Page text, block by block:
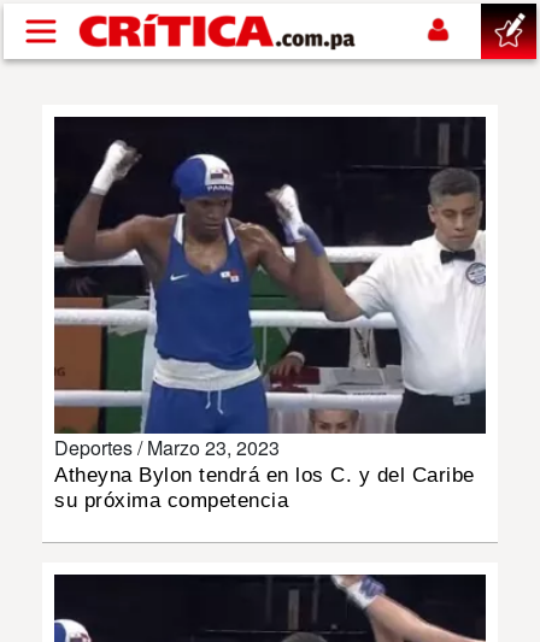
Pasar al contenido principal
NACIONAL
POLÍTICA
SHOW
DEPORTES
Deportes /Marzo 23, 2023
Atheyna Bylon tendrá en los C. y del Caribe
su próxima competencia